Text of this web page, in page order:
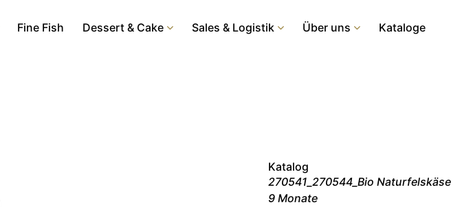
Fine Fish Dessert & Cake Sales & Logistik Über uns Kataloge
Katalog
270541_270544_Bio Naturfelskäse
9 Monate